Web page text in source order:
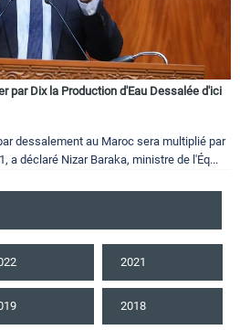
par Dix la Production d'Eau Dessalée d'ici
dessalement au Maroc sera multiplié par
a déclaré Nizar Baraka, ministre de l'Éq...
2021
2018